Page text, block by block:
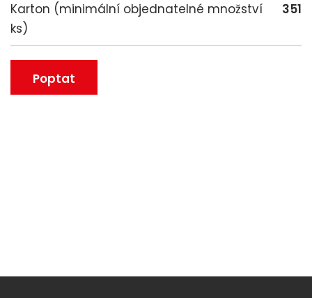
Karton (minimální objednatelné množství
ks)
351
Poptat